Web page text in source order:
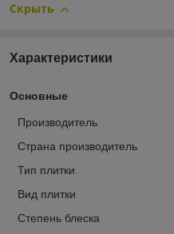
Скрыть
Характеристики
Основные
Производитель
Страна производитель
Тип плитки
Вид плитки
Степень блеска